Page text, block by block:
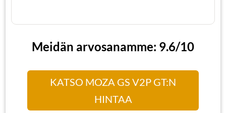
Meidän arvosanamme: 9.6/10
KATSO MOZA GS V2P GT:N
HINTAA